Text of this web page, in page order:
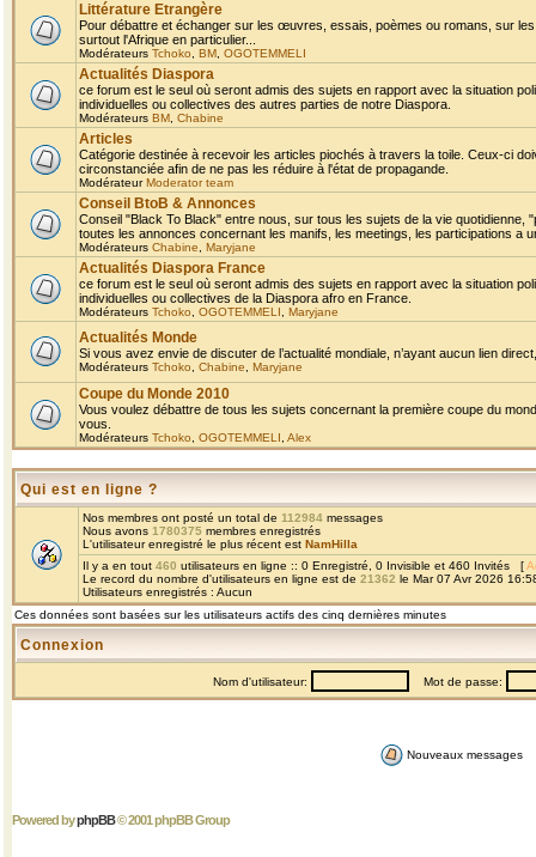
Littérature Etrangère
Pour débattre et échanger sur les œuvres, essais, poèmes ou romans, sur
surtout l'Afrique en particulier...
Modérateurs Tchoko BM OGOTEMMELI
Actualités Diaspora
ce forum est le seul où seront admis des sujets en rapport avec la situation
individuelles ou collectives des autres parties de notre Diaspora.
Modérateurs BM Chabine
Articles
Catégorie destinée à recevoir les articles piochés à travers la toile. Ceux-ci
circonstanciée afin de ne pas les réduire à l'état de propagande.
ModérateurModerator team
Conseil BtoB & Annonces
Conseil "Black To Black" entre nous, sur tous les sujets de la vie
toutes les annonces concernant les manifs, les meetings, les participations a
Modérateurs Chabine Maryjane
Actualités Diaspora France
ce forum est le seul où seront admis des sujets en rapport avec la situation
individuelles ou collectives de la Diaspora afro en France.
Modérateurs Tchoko OGOTEMMELI Maryjane
Actualités Monde
Si vous avez envie de discuter de l’actualité mondiale, n’ayant aucun lien
Modérateurs Tchoko Chabine Maryjane
Coupe du Monde 2010
Vous voulez débattre de tous les sujets concernant la première coupe du
vous.
Modérateurs Tchoko OGOTEMMELI Alex
Qui est en ligne ?
Nos membres ont posté un total de 112984 messages
Nous avons 1780375 membres enregistrés
L'utilisateur enregistré le plus récent est NamHilla
Il y a en tout 460 utilisateurs en ligne :: 0 Enregistré, 0 Invisible et 460 Invités [
Le record du nombre d'utilisateurs en ligne est de 21362 le Mar 07 Avr 2026
Utilisateurs enregistrés : Aucun
Ces données sont basées sur les utilisateurs actifs des cinq dernières minutes
Connexion
Nom d'utilisateur: Mot de passe:
Nouveaux messages
Powered byphpBB© 2001 phpBB Group